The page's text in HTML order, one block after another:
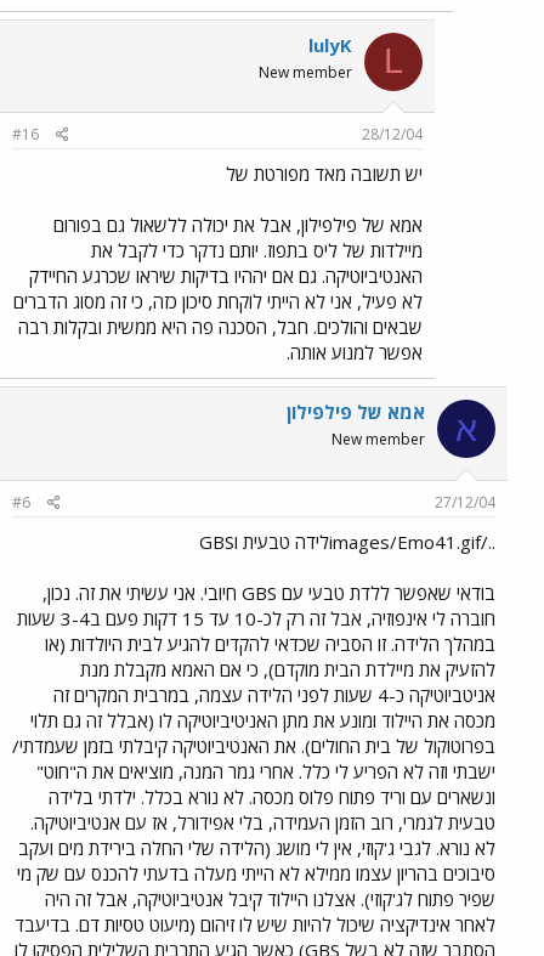
L
lulyK
New member
28/12/04
#16
יש תשובה מאד מפורטת של
אמא של פילפילון, אבל את יכולה ללשאול גם בפורום
מיילדות של ליס בתפוז. יותם נדקר כדי לקבל את
האנטיביוטיקה. גם אם יההיו בדיקות שיראו שכרגע החיידק
לא פעיל, אני לא הייתי לוקחת סיכון כזה, כי זה מסוג הדברים
שבאים והולכים. חבל, הסכנה פה היא ממשית ובקלות רבה
אפשר למנוע אותה.
א אמא של פילפילון
New member
27/12/04
#6
../images/Emo41.gifלידה טבעית וGBS
בודאי שאפשר ללדת טבעי עם GBS חיובי. אני עשיתי את זה. נכון,
חוברה לי אינפוזיה, אבל זה רק לכ-10 עד 15 דקות פעם ב3-4 שעות
במהלך הלידה. זו הסביה שכדאי להקדים להגיע לבית היולדות (או
להזעיק את מיילדת הבית מוקדם), כי אם האמא מקבלת מנת
אניטביוטיקה כ-4 שעות לפני הלידה עצמה, במרבית המקרים זה
מכסה את היילוד ומונע את מתן האניטיביוטיקה לו (אבלל זה גם תלוי
בפרוטוקול של בית החולים). את האנטיביוטיקה קיבלתי בזמן שעמדתי/
ישבתי וזה לא הפריע לי כלל. אחרי גמר המנה, מוציאים את ה"חוט"
ונשארים עם וריד פתוח פלוס מכסה. לא נורא בכלל. ילדתי בלידה
טבעית לגמרי, רוב הזמן העמידה, בלי אפידורל, אז עם אנטיביוטיקה.
לא נורא. לגבי ג'קוזי, אין לי מושג (הלידה שלי החלה בירידת מים ועקב
סיבוכים בהריון עצמו ממילא לא הייתי מעלה בדעתי להכנס עם שק מי
שפיר פתוח לג'קוזי). אצלנו היילוד קיבל אנטיביוטיקה, אבל זה היה
לאחר אינדיקציה שיכול להיות שיש לו זיהום (מיעוט טסיות דם. בדיעבד
הסתבר שזה לא בשל GBS) כאשר הגיע התרבית השלילית הפסיקו לו